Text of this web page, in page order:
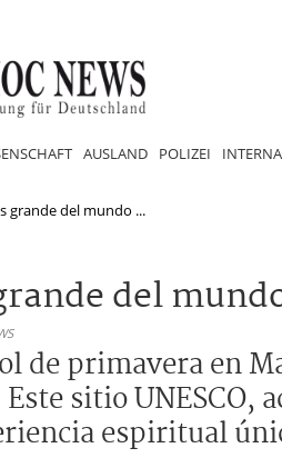
AUSLAND POLIZEI
grande del mundo ...
del
de primavera en
sitio UNESCO,
espiritual